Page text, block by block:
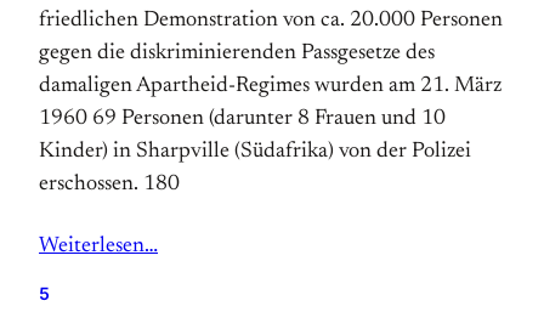
friedlichen Demonstration von ca. 20.000 Personen
gegen die diskriminierenden Passgesetze des
damaligen Apartheid-Regimes wurden am 21. März
1960 69 Personen (darunter 8 Frauen und 10
Kinder) in Sharpville (Südafrika) von der Polizei
erschossen. 180
Weiterlesen…
5